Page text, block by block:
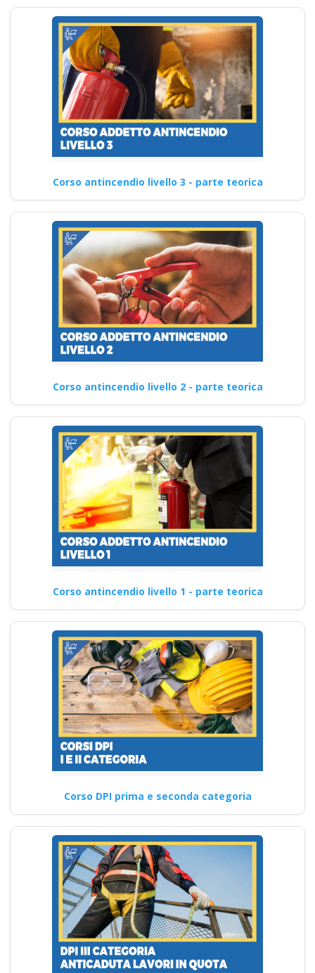
Corso antincendio livello 3 - parte teorica
Corso antincendio livello 2 - parte teorica
Corso antincendio livello 1 - parte teorica
Corso DPI prima e seconda categoria